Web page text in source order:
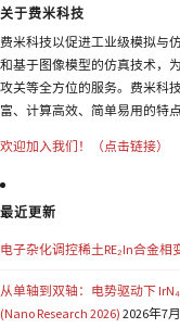
关于费米科技
费米科技以促进工业级模拟与
和基于图像模型的仿真技术，
攻关等全方位的服务。费米科
富、计算高效、简单易用的特
欢迎加入我们！（点击链接）
最近更新
电子杂化调控稀土RE₂In合金相
从单轴到双轴：电势驱动下
(Nano Research 2026) 2026年7